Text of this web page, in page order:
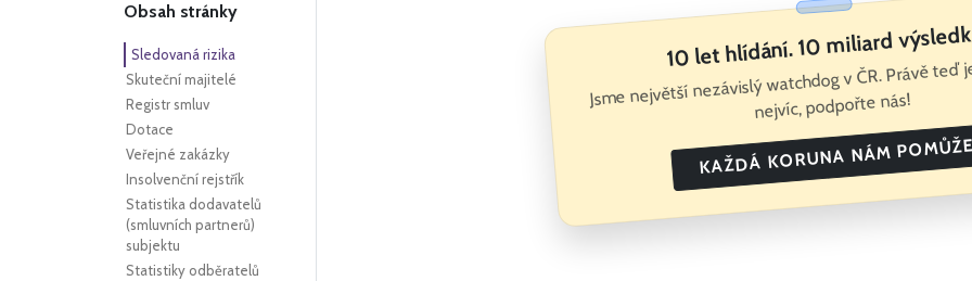
Obsah stránky
Sledovaná rizika
Skuteční majitelé
Registr smluv
Dotace
Veřejné zakázky
Insolvenční rejstřík
Statistika dodavatelů
(smluvních partnerů)
subjektu
Statistiky odběratelů
10 let hlídání. 10 miliard
Jsme největší nezávislý watchdog v ČR. Právě
nejvíc, podpořte nás!
KAŽDÁ KORUNA NÁM